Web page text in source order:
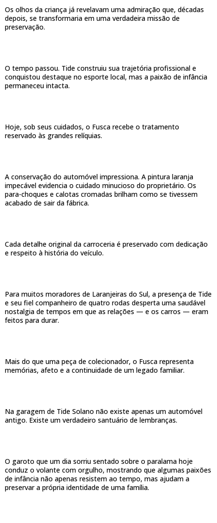
Os olhos da criança já revelavam uma admiração que, décadas
depois, se transformaria em uma verdadeira missão de
preservação.
O tempo passou. Tide construiu sua trajetória profissional e
conquistou destaque no esporte local, mas a paixão de infância
permaneceu intacta.
Hoje, sob seus cuidados, o Fusca recebe o tratamento
reservado às grandes relíquias.
A conservação do automóvel impressiona. A pintura laranja
impecável evidencia o cuidado minucioso do proprietário. Os
para-choques e calotas cromadas brilham como se tivessem
acabado de sair da fábrica.
Cada detalhe original da carroceria é preservado com dedicação
e respeito à história do veículo.
Para muitos moradores de Laranjeiras do Sul, a presença de Tide
e seu fiel companheiro de quatro rodas desperta uma saudável
nostalgia de tempos em que as relações — e os carros — eram
feitos para durar.
Mais do que uma peça de colecionador, o Fusca representa
memórias, afeto e a continuidade de um legado familiar.
Na garagem de Tide Solano não existe apenas um automóvel
antigo. Existe um verdadeiro santuário de lembranças.
O garoto que um dia sorriu sentado sobre o paralama hoje
conduz o volante com orgulho, mostrando que algumas paixões
de infância não apenas resistem ao tempo, mas ajudam a
preservar a própria identidade de uma família.